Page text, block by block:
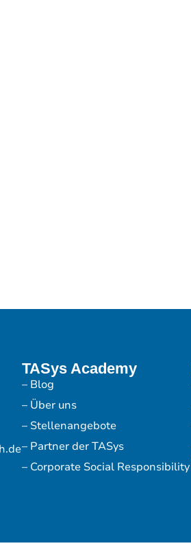
TASys Academy
– Blog
– Über uns
– Stellenangebote
– Partner der TASys
– Corporate Social Responsibility